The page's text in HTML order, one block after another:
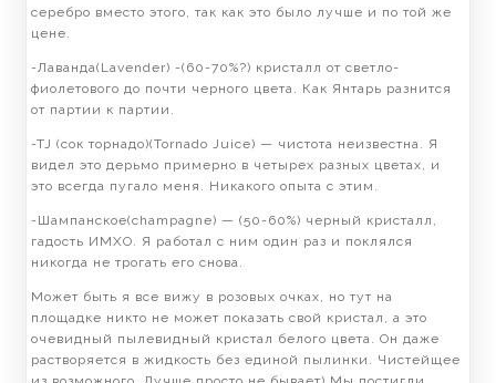
серебро вместо этого, так как это было лучше и по той же
цене.
-Лаванда(Lavender) -(60-70%?) кристалл от светло-
фиолетового до почти черного цвета. Как Янтарь разнится
от партии к партии.
-TJ (сок торнадо)(Tornado Juice) — чистота неизвестна. Я
видел это дерьмо примерно в четырех разных цветах, и
это всегда пугало меня. Никакого опыта с этим.
-Шампанское(champagne) — (50-60%) черный кристалл,
гадость ИМХО. Я работал с ним один раз и поклялся
никогда не трогать его снова.
Может быть я все вижу в розовых очках, но тут на
площадке никто не может показать свой кристал, а это
очевидный пылевидный кристал белого цвета. Он даже
растворяется в жидкость без единой пылинки. Чистейщее